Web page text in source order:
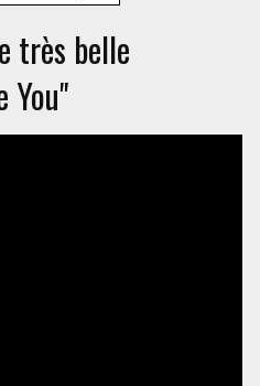
très belle
You"